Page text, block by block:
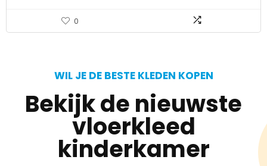
0
WIL JE DE BESTE KLEDEN KOPEN
Bekijk de nieuwste
vloerkleed
kinderkamer